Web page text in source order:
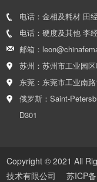
电话：金相及耗材 田
电话：硬度及其他 李
邮箱：
苏州：苏州市工业园
东莞：东莞市工业南
俄罗斯：Saint-
D301
Copyright © 2021 All
技术有限公司苏ICP